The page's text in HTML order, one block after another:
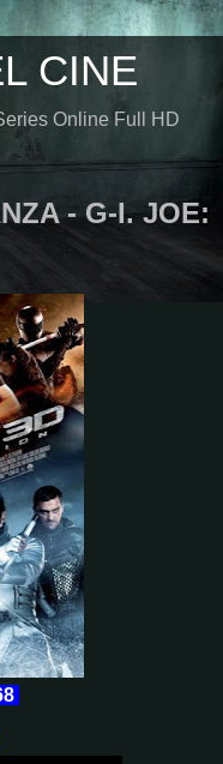
CINE
Online Full HD
- G-I. JOE: